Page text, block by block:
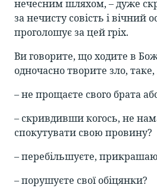
нечесним шляхом, – дуже
за нечисту совість і вічний
проголошує за цей гріх.
Ви говорите, що ходите в
одночасно творите зло, таке,
– не прощаєте свого брата
– скривдивши когось, не
спокутувати свою провину?
– перебільшуєте,
– порушуєте свої обіцянки?